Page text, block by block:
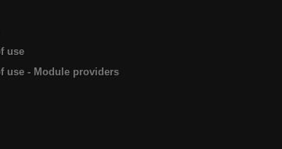
use
use - Module providers